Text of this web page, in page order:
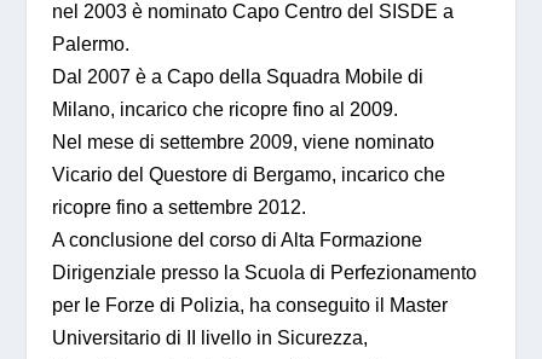
nel 2003 è nominato Capo Centro del SISDE a
Palermo.
Dal 2007 è a Capo della Squadra Mobile di
Milano, incarico che ricopre fino al 2009.
Nel mese di settembre 2009, viene nominato
Vicario del Questore di Bergamo, incarico che
ricopre fino a settembre 2012.
A conclusione del corso di Alta Formazione
Dirigenziale presso la Scuola di Perfezionamento
per le Forze di Polizia, ha conseguito il Master
Universitario di II livello in Sicurezza,